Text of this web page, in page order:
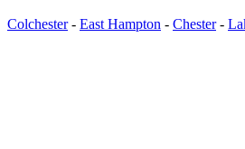
Colchester- East Hampton - Chester-